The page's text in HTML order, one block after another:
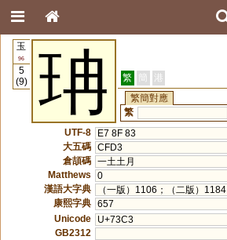
玉
96
5
(9)
珃 繁 簡 港
繁簡對應
繁
UTF-8
E7 8F 83
大五碼 CFD3
倉頡碼 一土土月
Matthews
0
漢語大字典
（一版）1106；（二版）1184
康熙字典 657
Unicode
U+73C3
GB2312